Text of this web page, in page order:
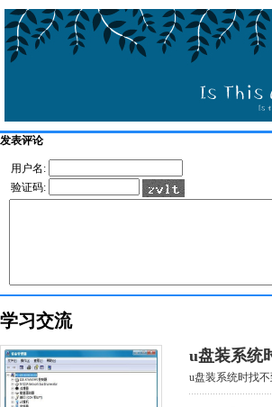
发表评论
用户名:
验证码:
学习交流
u盘装系统
u盘装系统时找